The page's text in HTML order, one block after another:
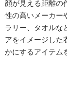
顔が見える距離の
性の高いメーカー
ラリー、タオルな
アをイメージした
かにするアイテム